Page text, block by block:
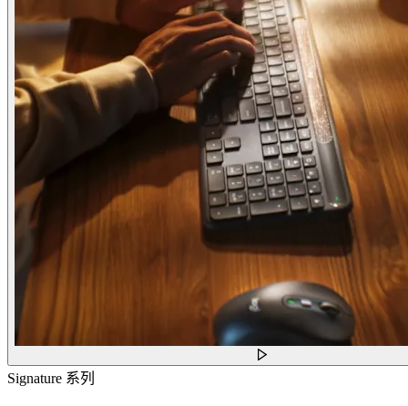
Signature 系列